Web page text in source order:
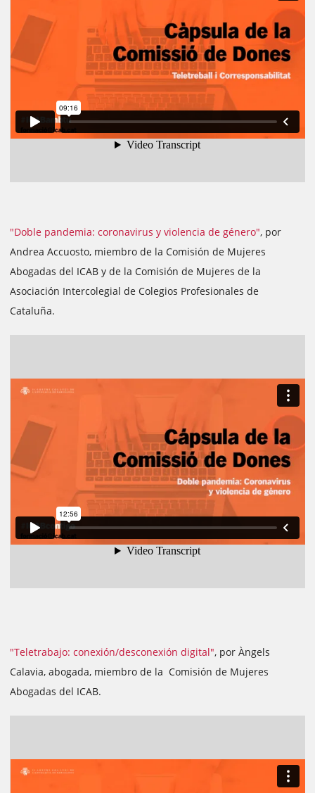
"Doble pandemia: coronavirus y violencia de género", por
Andrea Accuosto, miembro de la Comisión de Mujeres
Abogadas del ICAB y de la Comisión de Mujeres de la
Asociación Intercolegial de Colegios Profesionales de
Cataluña.
"Teletrabajo: conexión/desconexión digital", por Àngels
Calavia, abogada, miembro de la Comisión de Mujeres
Abogadas del ICAB.